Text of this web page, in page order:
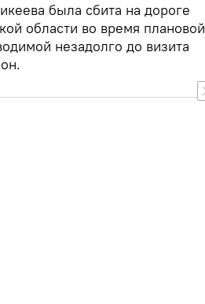
была сбита на дороге
области во время плановой
незадолго до визита